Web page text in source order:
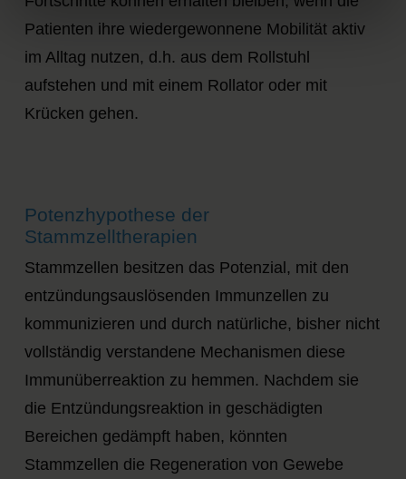
Patienten ihre wiedergewonnene Mobilität aktiv
im Alltag nutzen, d.h. aus dem Rollstuhl
aufstehen und mit einem Rollator oder mit
Krücken gehen.
Potenzhypothese der
Stammzelltherapien
Stammzellen besitzen das Potenzial, mit den
entzündungsauslösenden Immunzellen zu
kommunizieren und durch natürliche, bisher nicht
vollständig verstandene Mechanismen diese
Immunüberreaktion zu hemmen. Nachdem sie
die Entzündungsreaktion in geschädigten
Bereichen gedämpft haben, könnten
Stammzellen die Regeneration von Gewebe